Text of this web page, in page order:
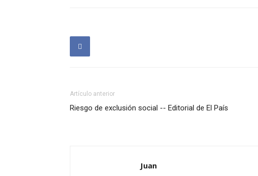
Artículo anterior
Riesgo de exclusión social -- Editorial de El País
Juan